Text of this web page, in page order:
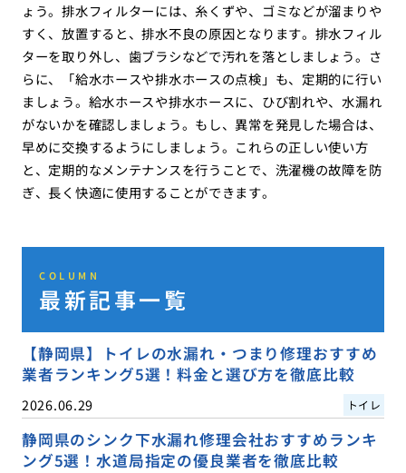
ょう。排水フィルターには、糸くずや、ゴミなどが溜まりや
すく、放置すると、排水不良の原因となります。排水フィル
ターを取り外し、歯ブラシなどで汚れを落としましょう。さ
らに、「給水ホースや排水ホースの点検」も、定期的に行い
ましょう。給水ホースや排水ホースに、ひび割れや、水漏れ
がないかを確認しましょう。もし、異常を発見した場合は、
早めに交換するようにしましょう。これらの正しい使い方
と、定期的なメンテナンスを行うことで、洗濯機の故障を防
ぎ、長く快適に使用することができます。
COLUMN
最新記事一覧
【静岡県】トイレの水漏れ・つまり修理おすすめ
業者ランキング5選！料金と選び方を徹底比較
2026.06.29 トイレ
静岡県のシンク下水漏れ修理会社おすすめランキ
ング5選！水道局指定の優良業者を徹底比較